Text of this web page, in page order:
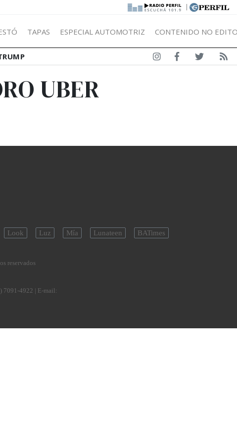
|
TAPAS ESPECIAL AUTOMOTRIZ CONTENIDO NO
UBER
Look Luz Mía Lunateen BATimes
reservados
7091-4922 | E-mail: